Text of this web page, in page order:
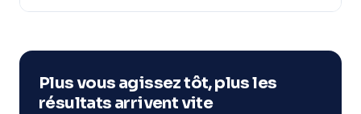
ciblé. À Issy-les-Moulineaux et environs.
Plus vous agissez tôt, plus les
résultats arrivent vite